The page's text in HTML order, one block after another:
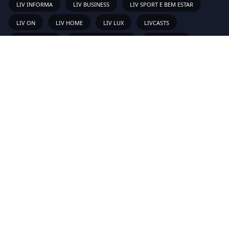
LIV INFORMA LIV BUSINESS LIV SPORT E BEM ESTAR
LIV ON LIV HOME LIV LUX LIVCASTS